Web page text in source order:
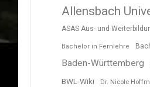
Allensbach
ASAS Aus- und
Bachelor in Fernlehre
Baden-Württemberg
BWL-Wiki Dr. Nicole